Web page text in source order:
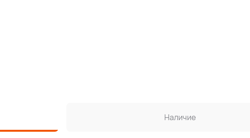
Наличие